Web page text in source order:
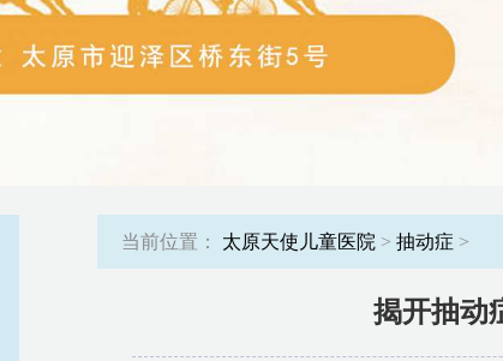
当前位置： 太原天使儿童医院 > 抽动症 >
揭开抽动